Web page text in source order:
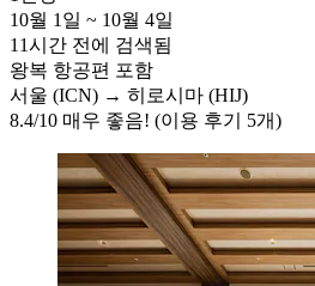
10월 1일 ~ 10월 4일
11시간 전에 검색됨
왕복 항공편 포함
서울 (ICN) → 히로시마 (HIJ)
8.4/10 매우 좋음! (이용 후기 5개)